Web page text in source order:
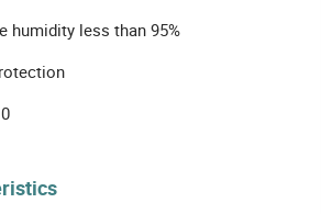
humidity less than 95%